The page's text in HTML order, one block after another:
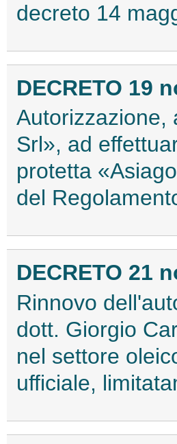
decreto 14
DECRETO 19
Autorizzazione,
Srl», ad
protetta
del
DECRETO 21
Rinnovo
dott. Giorgio
nel settore
ufficiale,